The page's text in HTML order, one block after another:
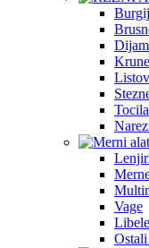
Tocila
Vage
Libele